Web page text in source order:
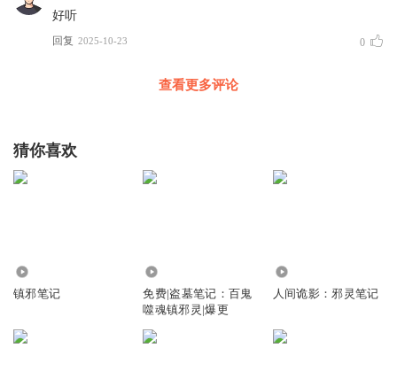
好听
回复 2025-10-23 0
查看更多评论
猜你喜欢
镇邪笔记
免费|盗墓笔记：百鬼
噬魂镇邪灵|爆更
人间诡影：邪灵笔记